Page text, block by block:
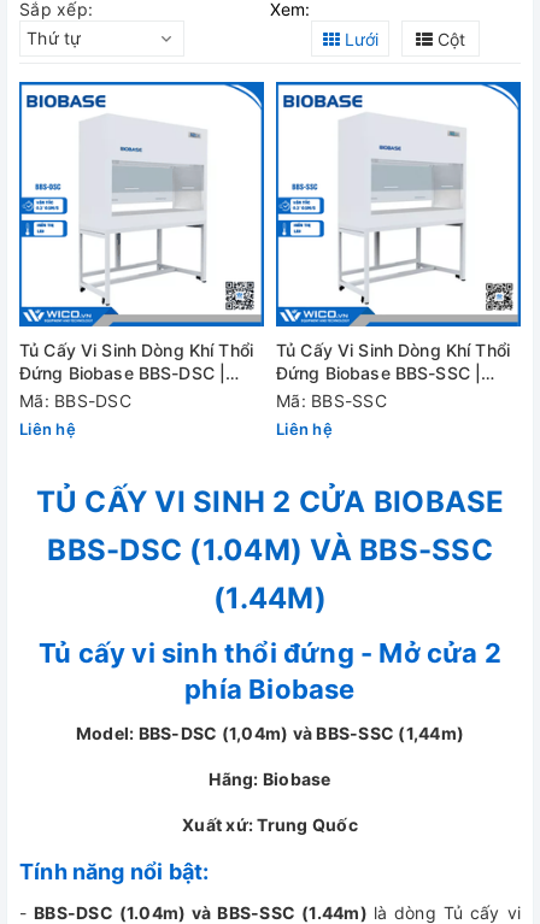
Sắp xếp:
Thứ tự
Xem:
Lưới
Cột
Tủ Cấy Vi Sinh Dòng Khí Thổi
Đứng Biobase BBS-DSC |
1.04m - Cửa 2 Phía
Mã: BBS-DSC
Liên hệ
Tủ Cấy Vi Sinh Dòng Khí Thổi
Đứng Biobase BBS-SSC |
1.44m - Cửa 2 Phía
Mã: BBS-SSC
Liên hệ
TỦ CẤY VI SINH 2 CỬA BIOBASE
BBS-DSC (1.04M) VÀ BBS-SSC
(1.44M)
Tủ cấy vi sinh thổi đứng - Mở cửa 2
phía Biobase
Model: BBS-DSC (1,04m) và BBS-SSC (1,44m)
Hãng: Biobase
Xuất xứ: Trung Quốc
Tính năng nổi bật:
-BBS-DSC (1.04m) và BBS-SSC (1.44m) là dòng Tủ cấy vi